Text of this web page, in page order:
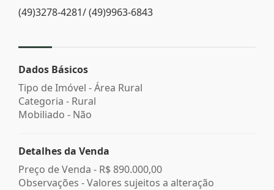
(49)3278-4281/ (49)9963-6843
Dados Básicos
Tipo de Imóvel - Área Rural
Categoria - Rural
Mobiliado - Não
Detalhes da Venda
Preço de Venda - R$ 890.000,00
Observações - Valores sujeitos a alteração